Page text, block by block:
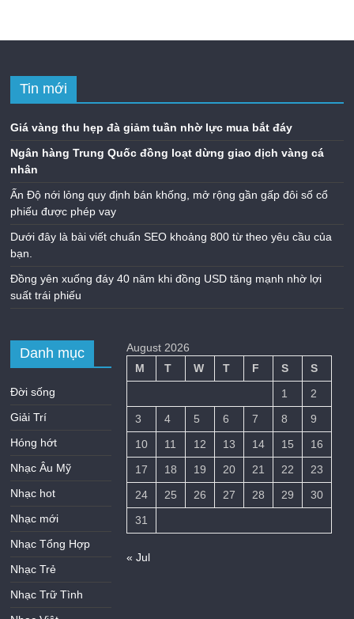
Tin mới
Giá vàng thu hẹp đà giảm tuần nhờ lực mua bắt đáy
Ngân hàng Trung Quốc đồng loạt dừng giao dịch vàng cá
nhân
Ấn Độ nới lỏng quy định bán khống, mở rộng gần gấp đôi số cổ
phiếu được phép vay
Dưới đây là bài viết chuẩn SEO khoảng 800 từ theo yêu cầu của
bạn.
Đồng yên xuống đáy 40 năm khi đồng USD tăng mạnh nhờ lợi
suất trái phiếu
Danh mục
Đời sống
Giải Trí
Hóng hớt
Nhạc Âu Mỹ
Nhạc hot
Nhạc mới
Nhạc Tổng Hợp
Nhạc Trẻ
Nhạc Trữ Tình
August 2026
M
T W T F S
S
1
2
3
4 5 6 7 8
9
10
11 12 13 14 15
16
17
18 19 20 21 22
23
24
25 26 27 28 29
30
31
« Jul